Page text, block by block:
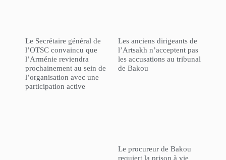
Le Secrétaire général de
l’OTSC convaincu que
l’Arménie reviendra
prochainement au sein de
l’organisation avec une
participation active
Les anciens dirigeants de
l’Artsakh n’acceptent pas
les accusations au tribunal
de Bakou
Le procureur de Bakou
requiert la prison à vie